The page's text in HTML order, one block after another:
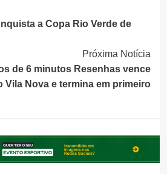
a Copa Rio Verde de
Próxima Notícia
de 6 minutos Resenhas vence
Vila Nova e termina em primeiro